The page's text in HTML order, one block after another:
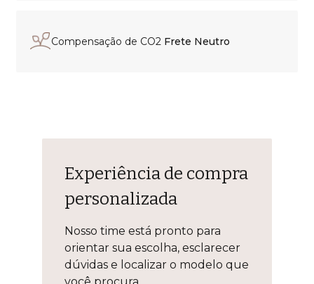
Compensação de CO2 Frete Neutro
Experiência de compra
personalizada
Nosso time está pronto para
orientar sua escolha, esclarecer
dúvidas e localizar o modelo que
você procura.